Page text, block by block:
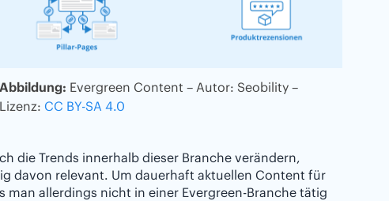
Abbildung: Evergreen Content – Autor: Seobility –
Lizenz: CC BY-SA 4.0
die Trends innerhalb dieser Branche verändern,
davon relevant. Um dauerhaft aktuellen Content für
man allerdings nicht in einer Evergreen-Branche tätig